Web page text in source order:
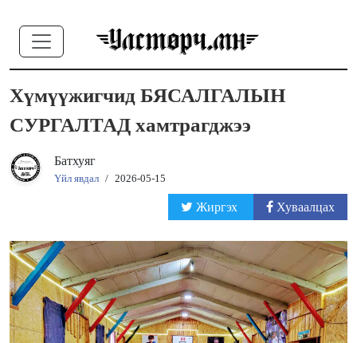
Хүмүүжигчид БЯСАЛГАЛЫН
СУРГАЛТАД хамтрагджээ
Батхуяг
Үйл явдал / 2026-05-15
Жиргэх Хуваалцах